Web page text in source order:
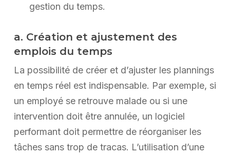
gestion du temps.
a. Création et ajustement des
emplois du temps
La possibilité de créer et d’ajuster les plannings
en temps réel est indispensable. Par exemple, si
un employé se retrouve malade ou si une
intervention doit être annulée, un logiciel
performant doit permettre de réorganiser les
tâches sans trop de tracas. L’utilisation d’une